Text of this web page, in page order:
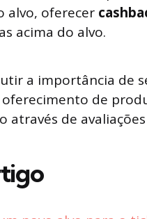
alvo, oferecer
acima do alvo.
a importância de
de
através de